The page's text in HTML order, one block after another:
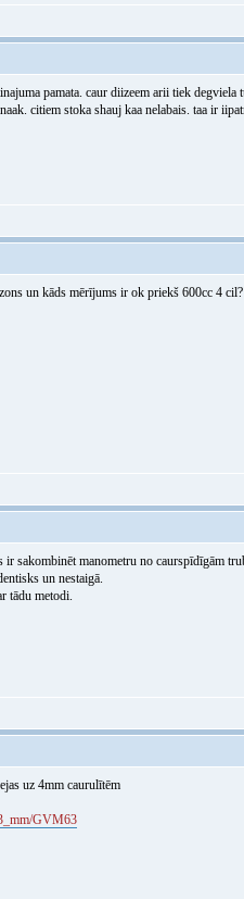
pamata. caur diizeem arii tiek degviela
citiem stoka shauj kaa nelabais. taa ir
un kāds mērījums ir ok priekš 600cc 4
sakombinēt manometru no caurspīdīgām
un nestaigā.
tādu metodi.
uz 4mm caurulītēm
GVM63